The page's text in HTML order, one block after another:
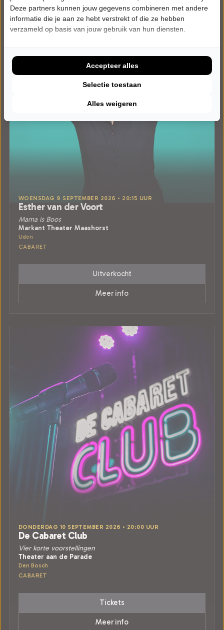
WOENSDAG 9 SEPTEMBER 2026 • 20:15 UUR
Esther van der Voort
Mama is Boos
Markant Theater Maashorst
Uden
CABARET
Uitverkocht
Meer info
DONDERDAG 10 SEPTEMBER 2026 • 20:00 UUR
De Cabaret Club
Vier korte voorstellingen
Theater aan de Parade
Den Bosch
CABARET
Tickets
Meer info
Deze partners kunnen jouw gegevens combineren met andere
informatie die je aan ze hebt verstrekt of die ze hebben
verzameld op basis van jouw gebruik van hun diensten.
Alles weigeren
Selectie toestaan
Accepteer alles